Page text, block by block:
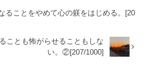
ることをやめて心の躾をはじめる。[20
ことも怖がらせることもしな
い。②[207/1000]